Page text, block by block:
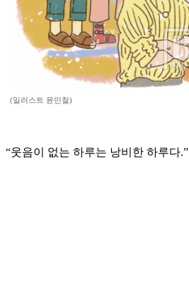
(일러스트 윤민철)
“웃음이 없는 하루는 낭비한 하루다.”